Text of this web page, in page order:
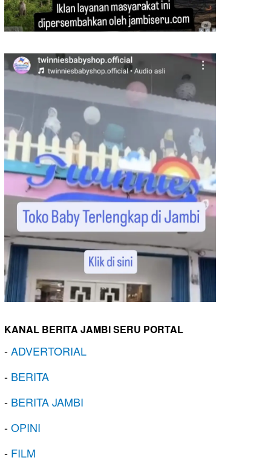
KANAL BERITA JAMBI SERU PORTAL
-ADVERTORIAL
- BERITA
- BERITA JAMBI
-OPINI
- FILM